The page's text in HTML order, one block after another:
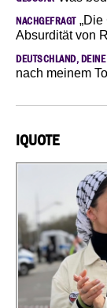
NACHGEFRAGT„Die
Absurdität von
DEUTSCHLAND,
nach meinem
IQUOTE